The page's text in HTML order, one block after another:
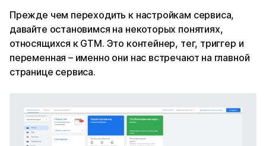
Прежде чем переходить к настройкам сервиса,
давайте остановимся на некоторых понятиях,
относящихся к GTM. Это контейнер, тег, триггер и
переменная – именно они нас встречают на главной
странице сервиса.